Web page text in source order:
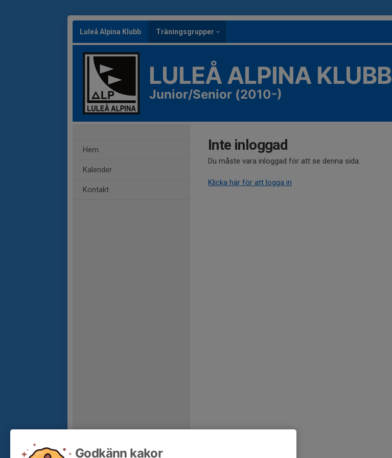
Luleå Alpina Klubb Träningsgrupper
LULEÅ ALPINA KLUBB
Junior/Senior (2010-)
Hem
Kalender
Kontakt
Inte inloggad
Du måste vara inloggad för att se denna sida.
Klicka här för att logga in
Godkänn kakor